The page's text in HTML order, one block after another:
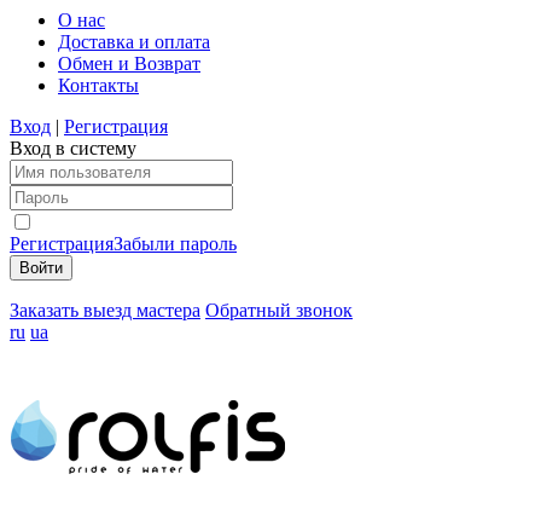
О нас
Доставка и оплата
Обмен и Возврат
Контакты
Вход | Регистрация
Вход в систему
РегистрацияЗабыли пароль
Заказать выезд мастера Обратный звонок
ru ua